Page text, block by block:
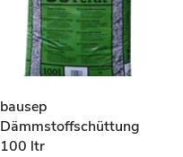
bausep
Dämmstoffschüttung
100 ltr